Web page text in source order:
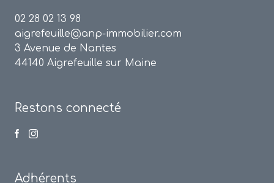
02 28 02 13 98
aigrefeuille@anp-immobilier.com
3 Avenue de Nantes
44140 Aigrefeuille sur Maine
Restons connecté
Adhérents